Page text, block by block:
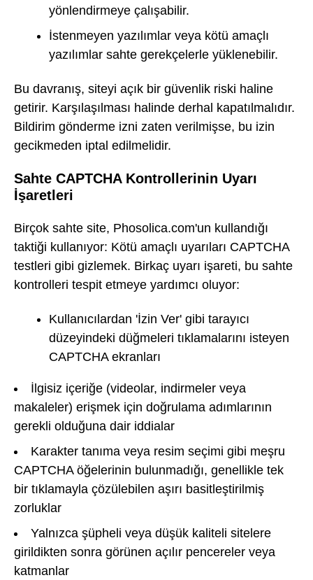
yönlendirmeye çalışabilir.
İstenmeyen yazılımlar veya kötü amaçlı
yazılımlar sahte gerekçelerle yüklenebilir.
Bu davranış, siteyi açık bir güvenlik riski haline
getirir. Karşılaşılması halinde derhal kapatılmalıdır.
Bildirim gönderme izni zaten verilmişse, bu izin
gecikmeden iptal edilmelidir.
Sahte CAPTCHA Kontrollerinin Uyarı
İşaretleri
Birçok sahte site, Phosolica.com'un kullandığı
taktiği kullanıyor: Kötü amaçlı uyarıları CAPTCHA
testleri gibi gizlemek. Birkaç uyarı işareti, bu sahte
kontrolleri tespit etmeye yardımcı oluyor:
Kullanıcılardan 'İzin Ver' gibi tarayıcı
düzeyindeki düğmeleri tıklamalarını isteyen
CAPTCHA ekranları
İlgisiz içeriğe (videolar, indirmeler veya
makaleler) erişmek için doğrulama adımlarının
gerekli olduğuna dair iddialar
Karakter tanıma veya resim seçimi gibi meşru
CAPTCHA öğelerinin bulunmadığı, genellikle tek
bir tıklamayla çözülebilen aşırı basitleştirilmiş
zorluklar
Yalnızca şüpheli veya düşük kaliteli sitelere
girildikten sonra görünen açılır pencereler veya
katmanlar